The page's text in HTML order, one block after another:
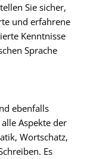
Sie sicher,
und erfahrene
Kenntnisse
Sprache
ebenfalls
Aspekte der
Wortschatz,
Es